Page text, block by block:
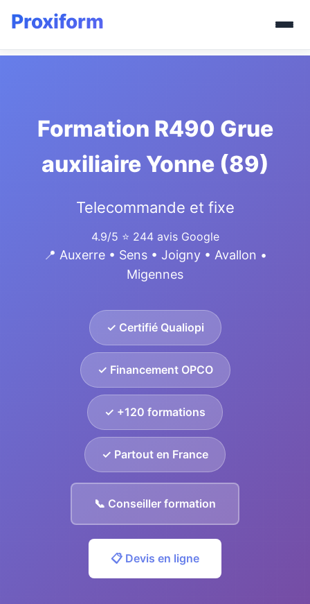
Formation R490 Grue
auxiliaire Yonne (89)
Telecommande et fixe
4.9/5 ⭐ 244 avis Google
📍 Auxerre • Sens • Joigny • Avallon •
Migennes
✓ Certifié Qualiopi
✓ Financement OPCO
✓ +120 formations
✓ Partout en France
📞 Conseiller formation
📋 Devis en ligne